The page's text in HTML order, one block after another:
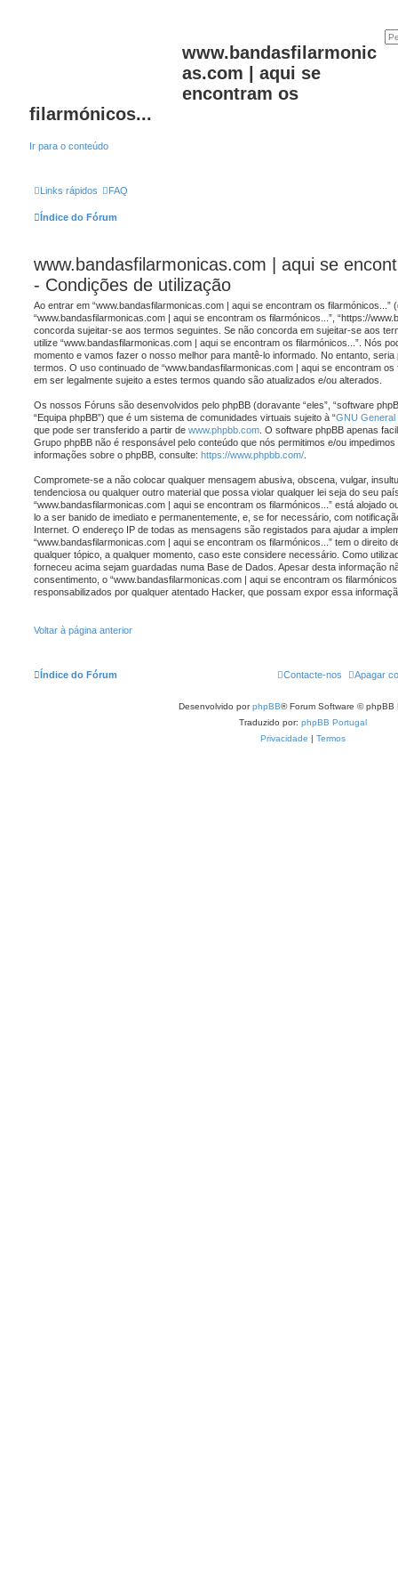
www.bandasfilarmonic
as.com | aqui se
encontram os
filarmónicos...
Ir para o conteúdo
Links rápidos FAQ
Índice do Fórum
www.bandasfilarmonicas.com | aqui se
- Condições de utilização
Ao entrar em “www.bandasfilarmonicas.com | aqui se encontram os filarmónicos...”
“www.bandasfilarmonicas.com | aqui se encontram os filarmónicos...”, “https://
concorda sujeitar-se aos termos seguintes. Se não concorda em sujeitar-se aos
utilize “www.bandasfilarmonicas.com | aqui se encontram os filarmónicos...”. Nós
momento e vamos fazer o nosso melhor para mantê-lo informado. No entanto,
termos. O uso continuado de “www.bandasfilarmonicas.com | aqui se encontram
em ser legalmente sujeito a estes termos quando são atualizados e/ou alterados.
Os nossos Fóruns são desenvolvidos pelo phpBB (doravante “eles”, “software
“Equipa phpBB”) que é um sistema de comunidades virtuais sujeito à “GNU General
que pode ser transferido a partir de www.phpbb.com . O software phpBB apenas
Grupo phpBB não é responsável pelo conteúdo que nós permitimos e/ou
informações sobre o phpBB, consulte: https://www.phpbb.com/
Compromete-se a não colocar qualquer mensagem abusiva, obscena, vulgar,
tendenciosa ou qualquer outro material que possa violar qualquer lei seja do seu
“www.bandasfilarmonicas.com | aqui se encontram os filarmónicos...” está alojado
lo a ser banido de imediato e permanentemente, e, se for necessário, com
Internet. O endereço IP de todas as mensagens são registados para ajudar a
“www.bandasfilarmonicas.com | aqui se encontram os filarmónicos...” tem o direito
qualquer tópico, a qualquer momento, caso este considere necessário. Como
forneceu acima sejam guardadas numa Base de Dados. Apesar desta informação
consentimento, o “www.bandasfilarmonicas.com | aqui se encontram os
responsabilizados por qualquer atentado Hacker, que possam expor essa
Voltar à página anterior
Índice do Fórum Apagar
Contacte-nos
Desenvolvido porphpBB® Forum Software © phpBB
Traduzido por: phpBB Portugal
Privacidade | Termos